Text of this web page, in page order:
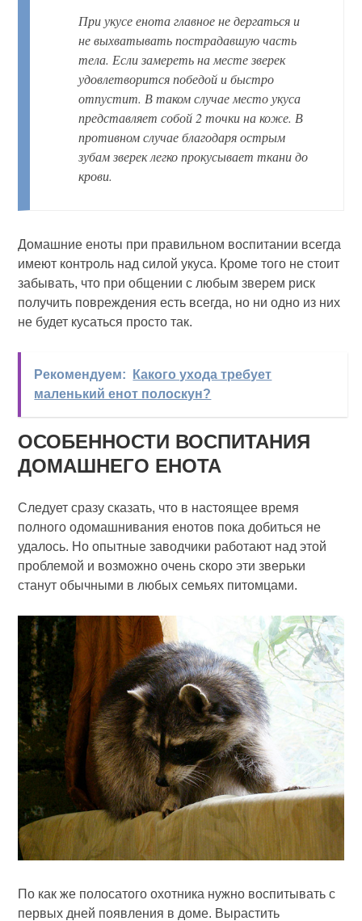
При укусе енота главное не дергаться и
не выхватывать пострадавшую часть
тела. Если замереть на месте зверек
удовлетворится победой и быстро
отпустит. В таком случае место укуса
представляет собой 2 точки на коже. В
противном случае благодаря острым
зубам зверек легко прокусывает ткани до
крови.
Домашние еноты при правильном воспитании всегда
имеют контроль над силой укуса. Кроме того не стоит
забывать, что при общении с любым зверем риск
получить повреждения есть всегда, но ни одно из них
не будет кусаться просто так.
Рекомендуем:
Какого ухода требует
маленький енот полоскун?
ОСОБЕННОСТИ ВОСПИТАНИЯ
ДОМАШНЕГО ЕНОТА
Следует сразу сказать, что в настоящее время
полного одомашнивания енотов пока добиться не
удалось. Но опытные заводчики работают над этой
проблемой и возможно очень скоро эти зверьки
станут обычными в любых семьях питомцами.
По как же полосатого охотника нужно воспитывать с
первых дней появления в доме. Вырастить